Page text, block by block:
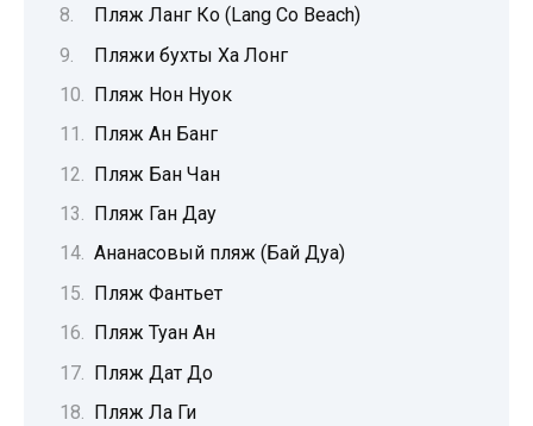
Пляж Ланг Ко (Lang Co Beach)
Пляжи бухты Ха Лонг
Пляж Нон Нуок
Пляж Ан Банг
Пляж Бан Чан
Пляж Ган Дау
Ананасовый пляж (Бай Дуа)
Пляж Фантьет
Пляж Туан Ан
Пляж Дат До
Пляж Ла Ги